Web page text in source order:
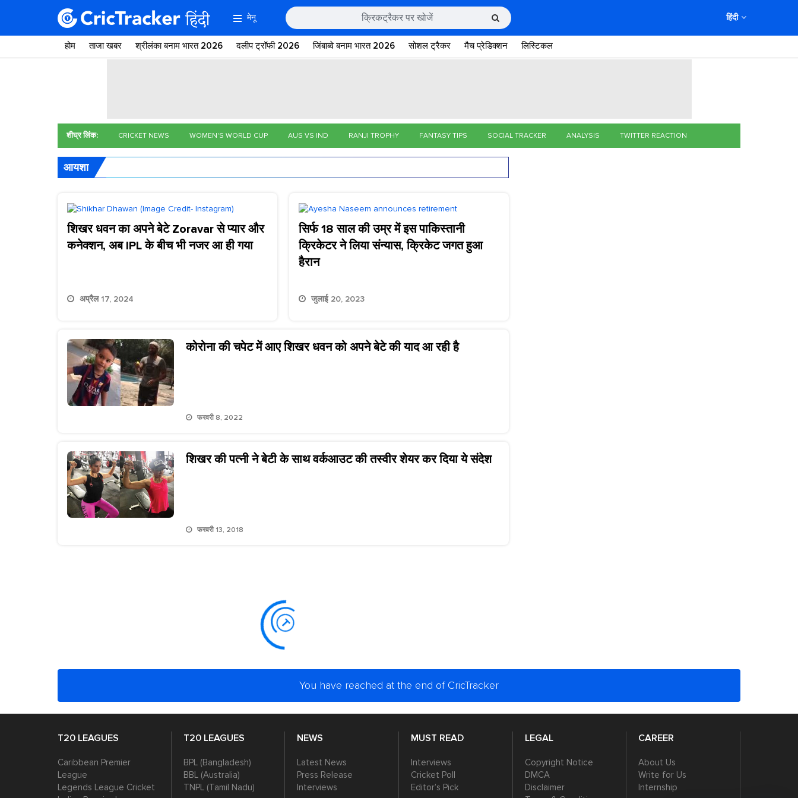
मेनू हिंदी
होम ताजा खबर श्रीलंका बनाम भारत 2026 दलीप ट्रॉफी 2026 जिंबाब्वे बनाम भारत 2026 सोशल ट्रैकर मैच प्रेडिक्शन लिस्टिकल
शीघ्र लिंक: CRICKET NEWS WOMEN'S WORLD CUP AUS VS IND RANJI TROPHY FANTASY TIPS SOCIAL TRACKER ANALYSIS TWITTER REACTION
आयशा
शिखर धवन का अपने बेटे Zoravar से प्यार और
कनेक्शन, अब IPL के बीच भी नजर आ ही गया
अप्रैल 17, 2024
सिर्फ 18 साल की उम्र में इस पाकिस्तानी
क्रिकेटर ने लिया संन्यास, क्रिकेट जगत हुआ
हैरान
जुलाई 20, 2023
कोरोना की चपेट में आए शिखर धवन को अपने बेटे की याद आ रही है
फरवरी 8, 2022
शिखर की पत्नी ने बेटी के साथ वर्कआउट की तस्वीर शेयर कर दिया ये संदेश
फरवरी 13, 2018
You have reached at the end of CricTracker
T20 LEAGUES
Caribbean Premier
League
Legends League Cricket
T20 LEAGUES
BPL (Bangladesh)
BBL (Australia)
TNPL (Tamil Nadu)
NEWS
Latest News
Press Release
Interviews
MUST READ
Interviews
Cricket Poll
Editor’s Pick
LEGAL
Copyright Notice
DMCA
Disclaimer
CAREER
About Us
Write for Us
Internship